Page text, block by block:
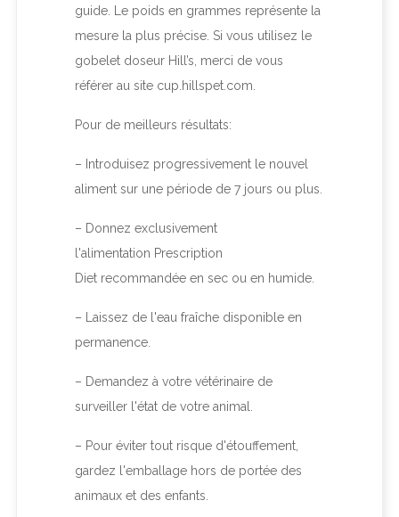
guide. Le poids en grammes représente la
mesure la plus précise. Si vous utilisez le
gobelet doseur Hill’s, merci de vous
référer au site cup.hillspet.com.
Pour de meilleurs résultats:
– Introduisez progressivement le nouvel
aliment sur une période de 7 jours ou plus.
– Donnez exclusivement
l'alimentation Prescription
Diet recommandée en sec ou en humide.
– Laissez de l'eau fraîche disponible en
permanence.
– Demandez à votre vétérinaire de
surveiller l'état de votre animal.
– Pour éviter tout risque d'étouffement,
gardez l'emballage hors de portée des
animaux et des enfants.